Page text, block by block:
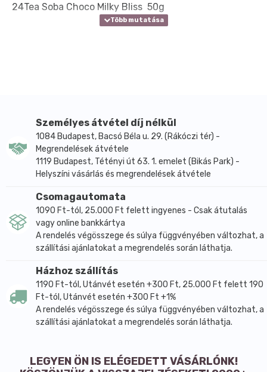
24Tea Soba Choco Milky Bliss 50g
Személyes átvétel díj nélkül
1084 Budapest, Bacsó Béla u. 29. (Rákóczi tér) -
Megrendelések átvétele
1119 Budapest, Tétényi út 63. 1. emelet (Bikás Park) -
Helyszíni vásárlás és megrendelések átvétele
Csomagautomata
1090 Ft-tól, 25.000 Ft felett ingyenes - Csak átutalás
vagy online bankkártya
A rendelés végösszege és súlya függvényében változhat, a
szállítási ajánlatokat a megrendelés során láthatja.
Házhoz szállítás
1190 Ft-tól, Utánvét esetén +300 Ft, 25.000 Ft felett 190
Ft-tól, Utánvét esetén +300 Ft +1%
A rendelés végösszege és súlya függvényében változhat, a
szállítási ajánlatokat a megrendelés során láthatja.
LEGYEN ÖN IS ELÉGEDETT VÁSÁRLÓNK!